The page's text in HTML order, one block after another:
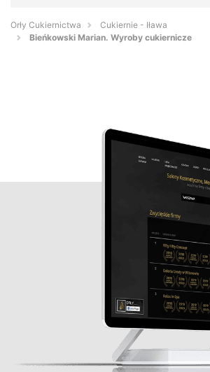
Orły Cukiernictwa
Cukiernie - Iława
Bieńkowski Marian. Wyroby cukiernicze